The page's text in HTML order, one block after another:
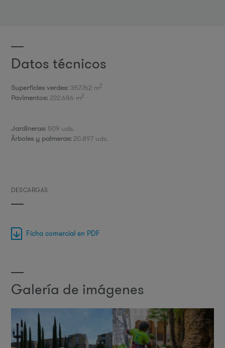
Datos técnicos
Superficies verdes: 357.762 m2
Pavimentos: 222.686 m2
Jardineras: 509 uds.
​Árboles y palmeras: 20.897 uds.
DESCARGAS
Ficha comercial en PDF
Galería de imágenes